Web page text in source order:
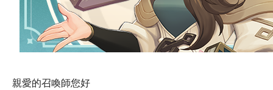
親愛的召喚師您好